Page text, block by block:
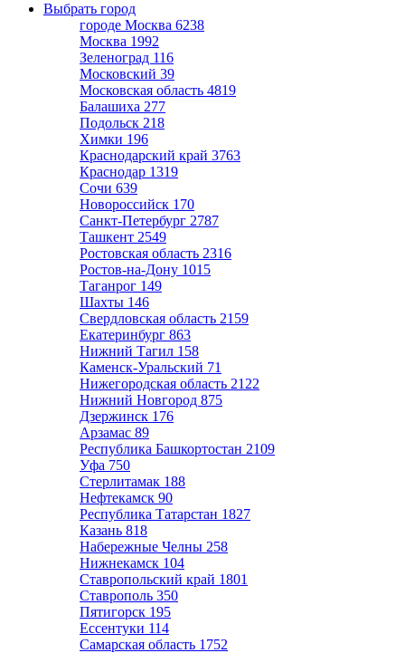
Выбрать город
городе Москва 6238
Москва 1992
Зеленоград 116
Московский 39
Московская область 4819
Балашиха 277
Подольск 218
Химки 196
Краснодарский край 3763
Краснодар 1319
Сочи 639
Новороссийск 170
Санкт-Петербург 2787
Ташкент 2549
Ростовская область 2316
Ростов-на-Дону 1015
Таганрог 149
Шахты 146
Свердловская область 2159
Екатеринбург 863
Нижний Тагил 158
Каменск-Уральский 71
Нижегородская область 2122
Нижний Новгород 875
Дзержинск 176
Арзамас 89
Республика Башкортостан 2109
Уфа 750
Стерлитамак 188
Нефтекамск 90
Республика Татарстан 1827
Казань 818
Набережные Челны 258
Нижнекамск 104
Ставропольский край 1801
Ставрополь 350
Пятигорск 195
Ессентуки 114
Самарская область 1752